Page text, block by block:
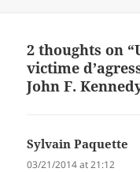
2 thoughts on
victime
John F.
Sylvain Paquette
03/21/2014 at 21:12